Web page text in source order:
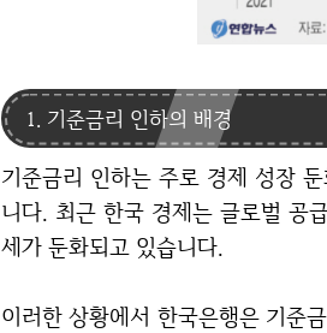
1. 기준금리 인하의 배경
기준금리 인하는 주로 경제 성장 둔화, 물가 상승률 저조, 실업률 증가 등의 경제적 요인에 의해 결정됩
니다. 최근 한국 경제는 글로벌 공
세가 둔화되고 있습니다.
이러한 상황에서 한국은행은 기준금리를 인하하여 자금 조달 비용을 낮추고, 소비와 투자를 촉진하려는